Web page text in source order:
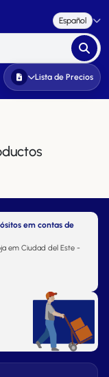
Español
Lista de Precios
em contas de
em Ciudad del Este -